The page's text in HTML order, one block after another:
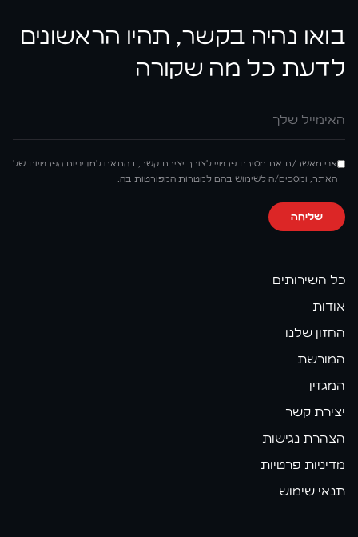
בואו נהיה בקשר, תהיו הראשונים
לדעת כל מה שקורה
אימייל
אני מאשר/ת את מסירת פרטיי לצורך יצירת קשר, בהתאם למדיניות הפרטיות של
האתר, ומסכים/ה לשימוש בהם למטרות המפורטות בה.
שליחה
כל השירותים
אודות
החזון שלנו
המורשת
המגזין
יצירת קשר
הצהרת נגישות
מדיניות פרטיות
תנאי שימוש